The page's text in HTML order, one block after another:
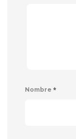
Nombre *